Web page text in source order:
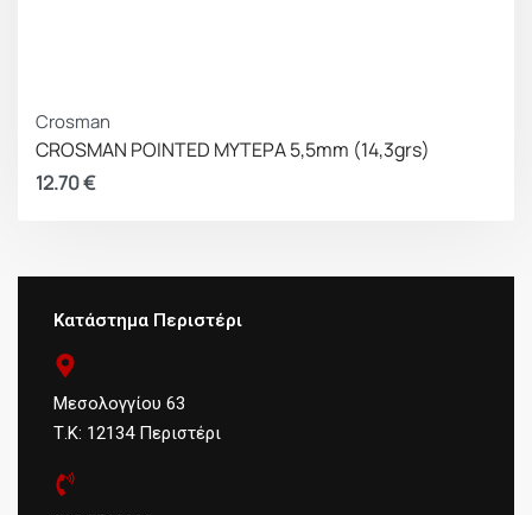
Crosman
CROSMAN POINTED ΜΥΤΕΡΑ 5,5mm (14,3grs)
12.70€
Κατάστημα Περιστέρι
Μεσολογγίου 63
Τ.Κ: 12134 Περιστέρι